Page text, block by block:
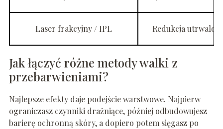
Laser frakcyjny / IPL Redukcja
Jak łączyć różne metody walki z
przebarwieniami?
Najlepsze efekty daje podejście warstwowe. Najpierw
ograniczasz czynniki drażniące, później odbudowujesz
barierę ochronną skóry, a dopiero potem sięgasz po